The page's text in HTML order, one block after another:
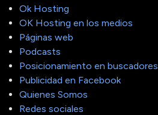
Ok Hosting
OK Hosting en los medios
Páginas web
Podcasts
Posicionamiento en buscadores
Publicidad en Facebook
Quienes Somos
Redes sociales